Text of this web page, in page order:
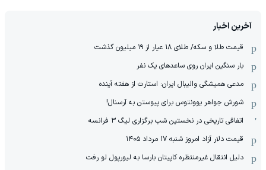
آخرین اخبار
قیمت طلا و سکه/ طلای ۱۸ عیار از ۱۹ میلیون گذشت
بار سنگین ایران روی ساعدهای یک نفر
مدعی همیشگی والیبال ایران: استارت از هفته آینده
شورش جواهر یوونتوس برای پیوستن به آرسنال!
اتفاقی تاریخی در نخستین شب برگزاری لیگ ۳ فرانسه
قیمت دلار آزاد امروز شنبه ۱۷ مرداد ۱۴۰۵
دلیل انتقال غیرمنتظره کاپیتان بارسا به لیورپول لو رفت